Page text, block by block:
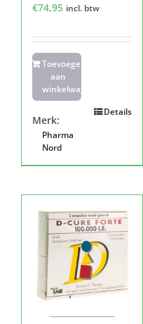
€74,95 incl. btw
Toevoegen
aan
winkelwagen
Details
Merk:
Pharma
Nord